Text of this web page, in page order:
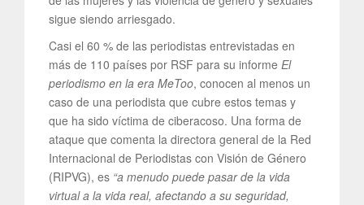
sigue siendo arriesgado.
Casi el 60 % de las periodistas entrevistadas en
más de 110 países por RSF para su informe El
periodismo en la era MeToo, conocen al menos un
caso de una periodista que cubre estos temas y
que ha sido víctima de ciberacoso. Una forma de
ataque que comenta la directora general de la Red
Internacional de Periodistas con Visión de Género
(RIPVG), es “a menudo puede pasar de la vida
virtual a la vida real, afectando a su seguridad,